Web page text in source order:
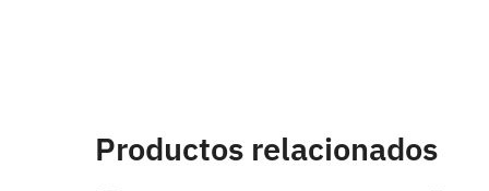
Productos relacionados